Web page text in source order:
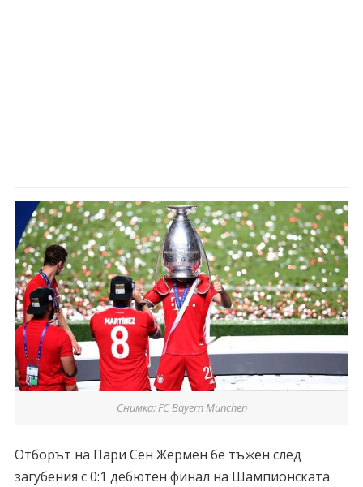
Снимка: FC Bayern Munchen
Отборът на Пари Сен Жермен бе тъжен след
загубения с 0:1 дебютен финал на Шампионската